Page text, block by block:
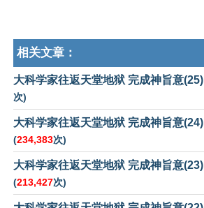
相关文章：
大科学家往返天堂地狱 完成神旨意(25)
次)
大科学家往返天堂地狱 完成神旨意(24)
(234,383次)
大科学家往返天堂地狱 完成神旨意(23)
(213,427次)